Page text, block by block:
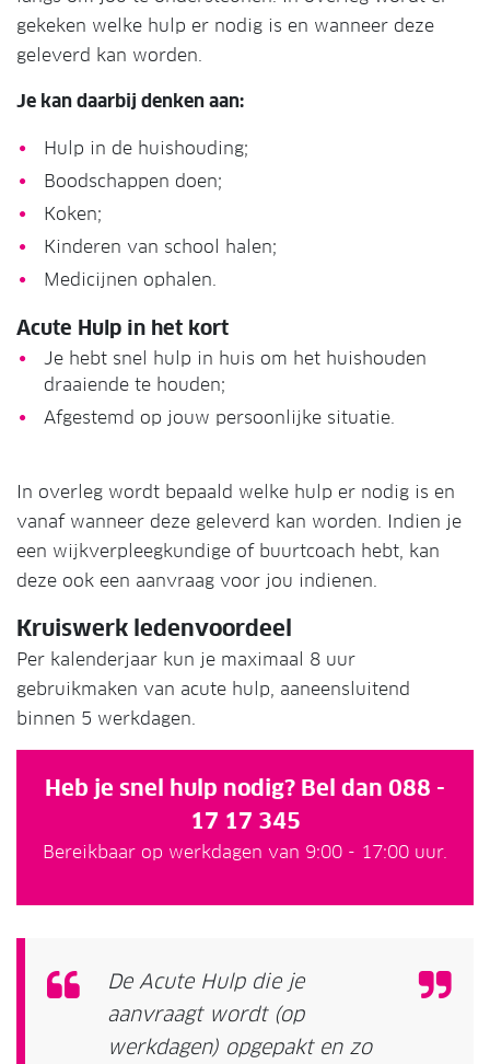
gekeken welke hulp er nodig is en wanneer deze
geleverd kan worden.
Je kan daarbij denken aan:
Hulp in de huishouding;
Boodschappen doen;
Koken;
Kinderen van school halen;
Medicijnen ophalen.
Acute Hulp in het kort
Je hebt snel hulp in huis om het huishouden
draaiende te houden;
Afgestemd op jouw persoonlijke situatie.
In overleg wordt bepaald welke hulp er nodig is en
vanaf wanneer deze geleverd kan worden. Indien je
een wijkverpleegkundige of buurtcoach hebt, kan
deze ook een aanvraag voor jou indienen.
Kruiswerk ledenvoordeel
Per kalenderjaar kun je maximaal 8 uur
gebruikmaken van acute hulp, aaneensluitend
binnen 5 werkdagen.
Heb je snel hulp nodig? Bel dan 088 -
17 17 345
Bereikbaar op werkdagen van 9:00 - 17:00 uur.
De Acute Hulp die je
aanvraagt wordt (op
werkdagen) opgepakt en zo